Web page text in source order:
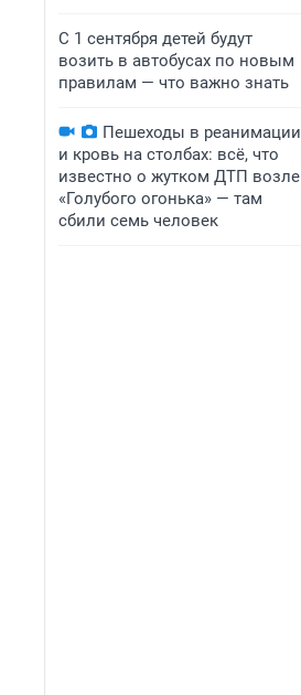
С 1 сентября детей будут
возить в автобусах по новым
правилам — что важно знать
Пешеходы в реанимации
и кровь на столбах: всё, что
известно о жутком ДТП возле
«Голубого огонька» — там
сбили семь человек